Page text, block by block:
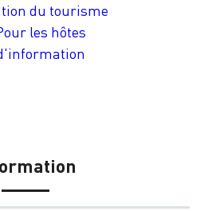
du tourisme
les hôtes